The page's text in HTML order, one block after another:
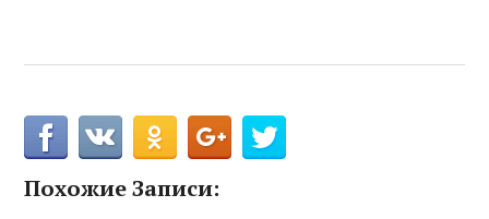
Похожие Записи: